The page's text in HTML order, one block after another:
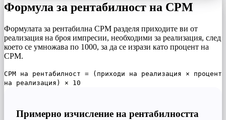
Формула за рентабилност на CPM
Формулата за рентабилна CPM разделя приходите ви от
реализация на броя импресии, необходими за реализация, след
което се умножава по 1000, за да се изрази като процент на
CPM.
CPM на рентабилност = (приходи на реализация × процент
на реализация) × 10
Примерно изчисление на рентабилността